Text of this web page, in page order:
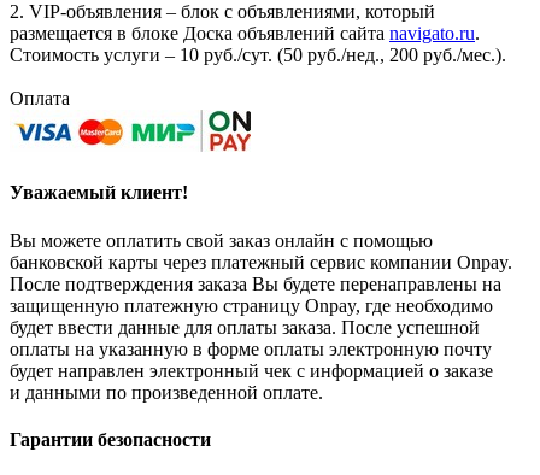
2. VIP-объявления – блок с объявлениями, который
размещается в блоке Доска объявлений сайта navigato.ru.
Стоимость услуги – 10 руб./сут. (50 руб./нед., 200 руб./мес.).
Оплата
Уважаемый клиент!
Вы можете оплатить свой заказ онлайн с помощью
банковской карты через платежный сервис компании Onpay.
После подтверждения заказа Вы будете перенаправлены на
защищенную платежную страницу Onpay, где необходимо
будет ввести данные для оплаты заказа. После успешной
оплаты на указанную в форме оплаты электронную почту
будет направлен электронный чек с информацией о заказе
и данными по произведенной оплате.
Гарантии безопасности